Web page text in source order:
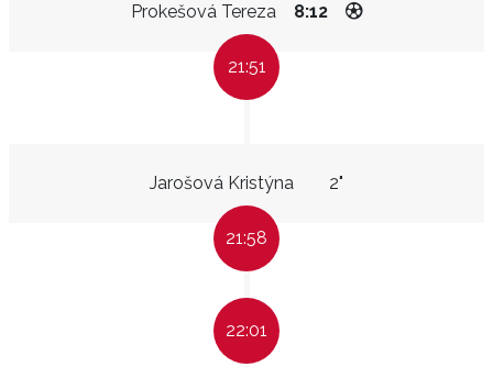
Prokešová Tereza 8:12
21:51
Jarošová Kristýna 2"
21:58
22:01